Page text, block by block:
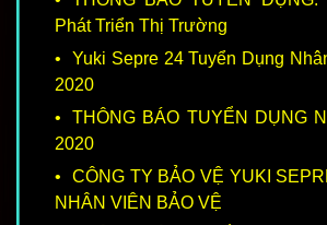
Phát Triển Thị Trường
Yuki Sepre 24 Tuyển Dụng
2020
THÔNG BÁO TUYỂN DỤNG
2020
CÔNG TY BẢO VỆ YUKI
NHÂN VIÊN BẢO VỆ